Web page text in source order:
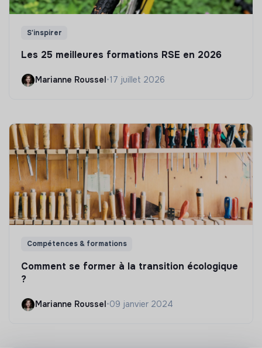
S'inspirer
Les 25 meilleures formations RSE en 2026
Marianne Roussel •17 juillet 2026
Compétences & formations
Comment se former à la transition écologique
?
Marianne Roussel•09 janvier 2024